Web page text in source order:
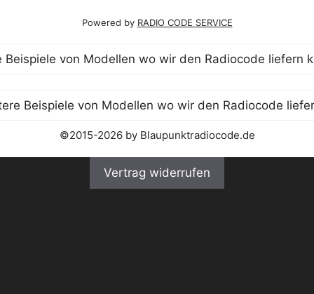
Powered by RADIO CODE SERVICE
©2015-2026 by Blaupunktradiocode.de
Vertrag widerrufen